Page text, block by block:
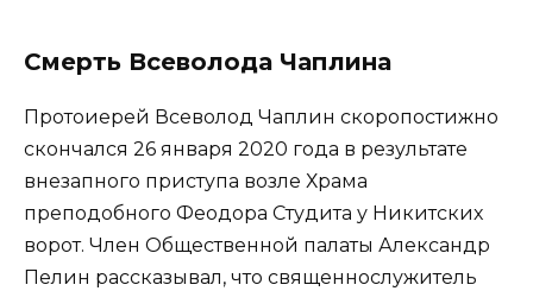
Смерть Всеволода Чаплина
Протоиерей Всеволод Чаплин скоропостижно
скончался 26 января 2020 года в результате
внезапного приступа возле Храма
преподобного Феодора Студита у Никитских
ворот. Член Общественной палаты Александр
Пелин рассказывал, что священнослужитель